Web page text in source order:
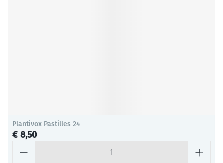
Plantivox Pastilles 24
€ 8,50